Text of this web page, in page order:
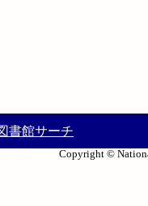
書館サーチ
Copyright ©